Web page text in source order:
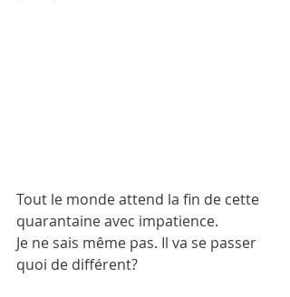
Tout le monde attend la fin de cette
quarantaine avec impatience.
Je ne sais même pas. Il va se passer
quoi de différent?